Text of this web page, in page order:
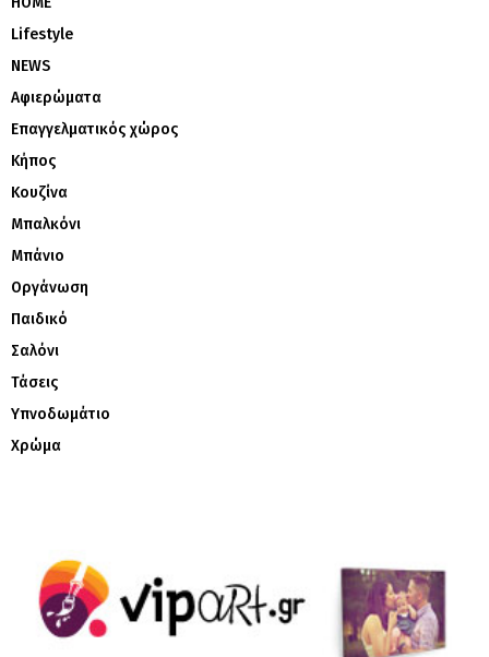
Lifestyle
NEWS
Αφιερώματα
Επαγγελματικός χώρος
Κήπος
Κουζίνα
Μπαλκόνι
Μπάνιο
Οργάνωση
Παιδικό
Σαλόνι
Τάσεις
Υπνοδωμάτιο
Χρώμα